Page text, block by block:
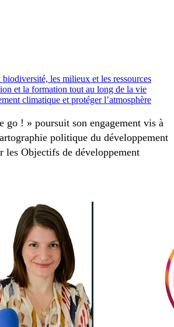
biodiversité, les milieux et les ressources
et la formation tout au long de la vie
climatique et protéger l’atmosphère
go ! » poursuit son engagement vis à
politique du développement
les Objectifs de développement